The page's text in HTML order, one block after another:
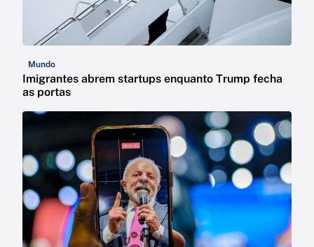
Mundo
Imigrantes abrem startups enquanto Trump fecha
as portas